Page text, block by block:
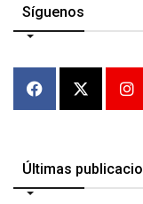
Síguenos
Últimas